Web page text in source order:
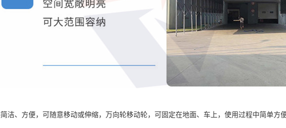
洁、方便，可随意移动或伸缩，万向轮移动轮，可固定在地面、车上，使用过程中简单方